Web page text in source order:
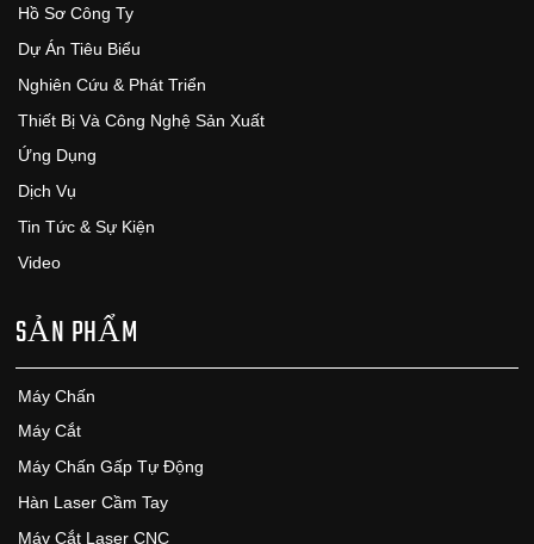
Hồ Sơ Công Ty
Dự Án Tiêu Biểu
Nghiên Cứu & Phát Triển
Thiết Bị Và Công Nghệ Sản Xuất
Ứng Dụng
Dịch Vụ
Tin Tức & Sự Kiện
Video
SẢN PHẨM
Máy Chấn
Máy Cắt
Máy Chấn Gấp Tự Động
Hàn Laser Cầm Tay
Máy Cắt Laser CNC